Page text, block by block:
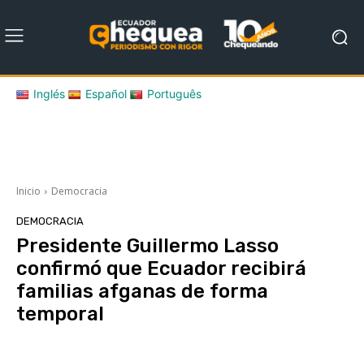
Inglés Español Português
Inicio Democracia
DEMOCRACIA
Presidente Guillermo Lasso
confirmó que Ecuador recibirá
familias afganas de forma
temporal